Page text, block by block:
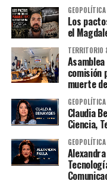
Los
el
TERRITORIO
comisión
muerte
Claudia
Ciencia,